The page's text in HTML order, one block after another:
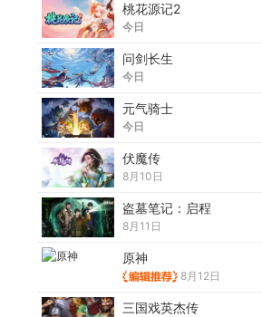
桃花源记2
今日
问剑长生
今日
元气骑士
今日
伏魔传
8月10日
盗墓笔记：启程
8月11日
原神
8月12日
三国戏英杰传